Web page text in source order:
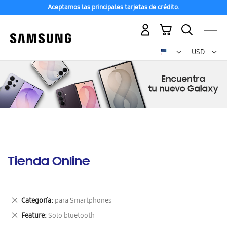
Aceptamos las principales tarjetas de crédito.
USD -
dólar
Mi carrito
Tienda Online
Categoría para Smartphones
Eliminar
este
artículo
Feature Solo bluetooth
Eliminar